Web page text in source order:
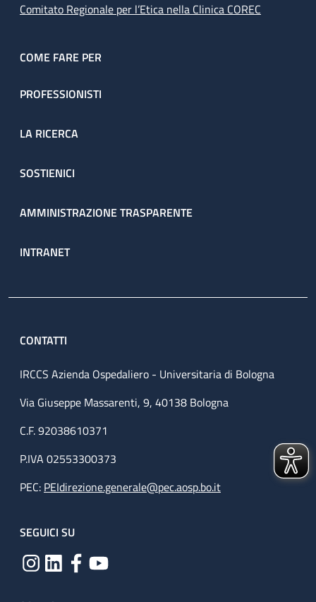
Comitato Regionale per l’Etica nella Clinica COREC
COME FARE PER
PROFESSIONISTI
LA RICERCA
SOSTIENICI
AMMINISTRAZIONE TRASPARENTE
INTRANET
CONTATTI
IRCCS Azienda Ospedaliero - Universitaria di Bologna
Via Giuseppe Massarenti, 9, 40138 Bologna
C.F. 92038610371
P.IVA 02553300373
PEC: PEIdirezione.generale@pec.aosp.bo.it
SEGUICI SU